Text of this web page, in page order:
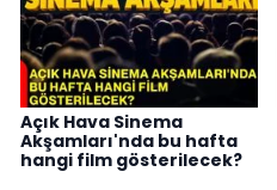
Açık Hava Sinema
Akşamları'nda bu hafta
hangi film gösterilecek?